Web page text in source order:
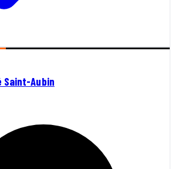
Saint-Aubin